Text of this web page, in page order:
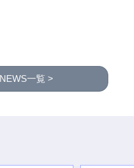
NEWS一覧 >